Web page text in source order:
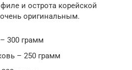
и острота корейской
оригинальным.
300 грамм
– 250 грамм